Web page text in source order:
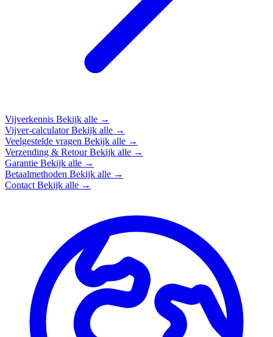
Vijverkennis Bekijk alle →
Vijver-calculatorBekijk alle →
Veelgestelde vragen Bekijk alle →
Verzending & RetourBekijk alle →
Garantie Bekijk alle →
Betaalmethoden Bekijk alle →
Contact Bekijk alle →